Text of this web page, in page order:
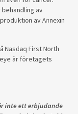
av
av Annexin
Nasdaq First North
är företagets
inte ett erbjudande